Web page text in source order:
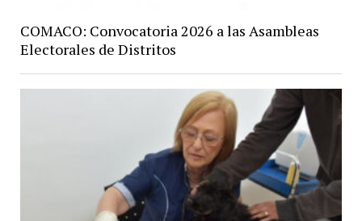
COMACO: Convocatoria 2026 a las Asambleas
Electorales de Distritos